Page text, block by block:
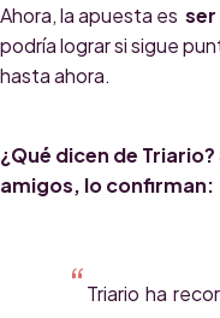
Ahora, la apuesta es ser
podría lograr si sigue
hasta ahora.
¿Qué dicen de
amigos, lo confirman:
“Triario ha